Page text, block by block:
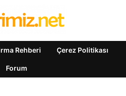
Rehberi Çerez Politikası
Forum